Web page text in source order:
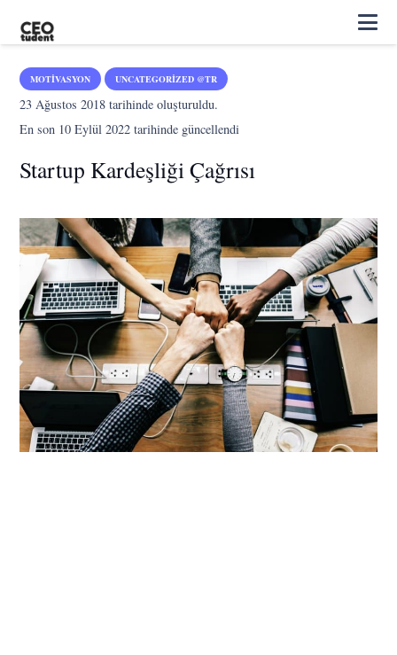
MOTIVASYON UNCATEGORIZED @TR
23 Ağustos 2018 tarihinde oluşturuldu.
En son 10 Eylül 2022 tarihinde güncellendi
Startup Kardeşliği Çağrısı